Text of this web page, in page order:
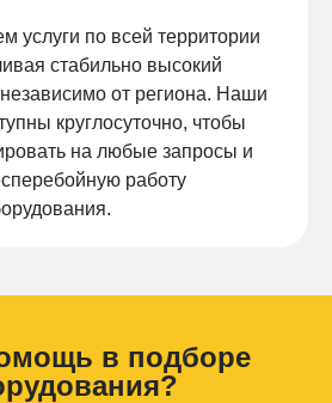
услуги по всей территории
стабильно высокий
от региона. Наши
круглосуточно, чтобы
на любые запросы и
работу
в подборе